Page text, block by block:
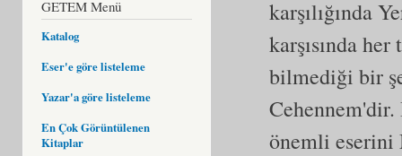
GETEM Menü
Katalog
Eser'e göre listeleme
Yazar'a göre listeleme
En Çok Görüntülenen
Kitaplar
karşılığında
karşısında
bilmediği bir
önemli eserini